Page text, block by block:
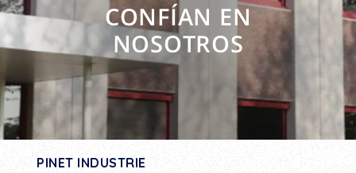
CONFÍAN EN
NOSOTROS
PINET INDUSTRIE